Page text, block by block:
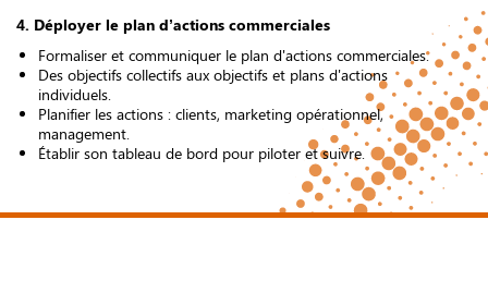
4. Déployer le plan d’actions commerciales
Formaliser et communiquer le plan d'actions commerciales.
Des objectifs collectifs aux objectifs et plans d'actions
individuels.
Planifier les actions : clients, marketing opérationnel,
management.
Établir son tableau de bord pour piloter et suivre.